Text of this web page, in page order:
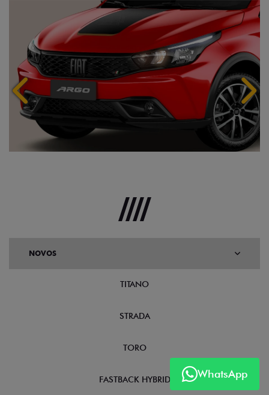
Anterior
WhatsApp
NOVOS
TITANO
STRADA
TORO
FASTBACK HYBRID